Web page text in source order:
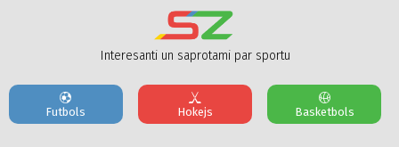
Interesanti un saprotami par sportu
Futbols Hokejs Basketbols